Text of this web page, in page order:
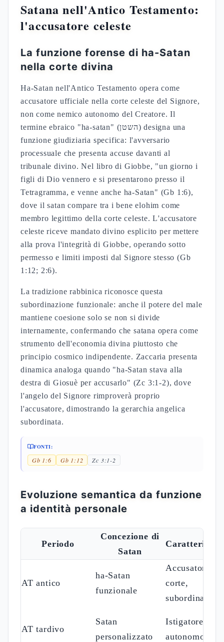
Satana nell'Antico Testamento:
l'accusatore celeste
La funzione forense di ha-Satan
nella corte divina
Ha-Satan nell'Antico Testamento opera come
accusatore ufficiale nella corte celeste del Signore,
non come nemico autonomo del Creatore. Il
termine ebraico "ha-satan" (השטן) designa una
funzione giudiziaria specifica: l'avversario
processuale che presenta accuse davanti al
tribunale divino. Nel libro di Giobbe, "un giorno i
figli di Dio vennero e si presentarono presso il
Tetragramma, e venne anche ha-Satan" (Gb 1:6),
dove il satan compare tra i bene elohim come
membro legittimo della corte celeste. L'accusatore
celeste riceve mandato divino esplicito per mettere
alla prova l'integrità di Giobbe, operando sotto
permesso e limiti imposti dal Signore stesso (Gb
1:12; 2:6).
La tradizione rabbinica riconosce questa
subordinazione funzionale: anche il potere del male
mantiene coesione solo se non si divide
internamente, confermando che satana opera come
strumento dell'economia divina piuttosto che
principio cosmico indipendente. Zaccaria presenta
dinamica analoga quando "ha-Satan stava alla
destra di Giosuè per accusarlo" (Zc 3:1-2), dove
l'angelo del Signore rimproverà proprio
l'accusatore, dimostrando la gerarchia angelica
subordinata.
FONTI:
Gb 1:6 Gb 1:12 Zc 3:1-2
Evoluzione semantica da funzione
a identità personale
Periodo
Concezione di
Satan
AT antico
ha-Satan
funzionale
Accusatore di
corte,
subordinato
AT tardivo
Satan
personalizzato
Istigatore
autonomo